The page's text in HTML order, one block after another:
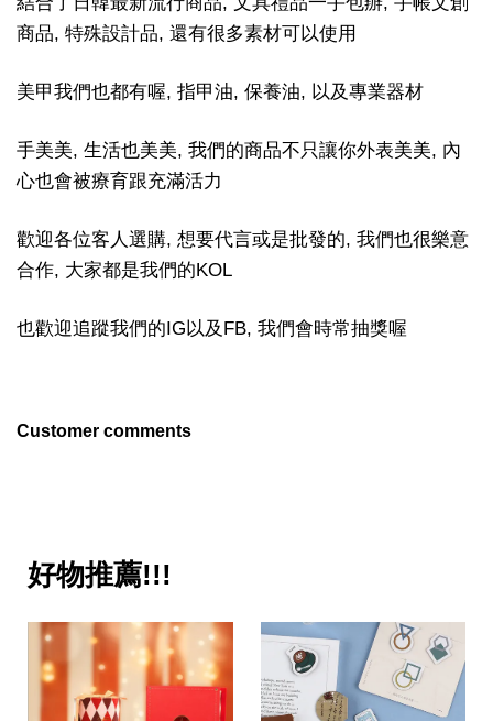
商品, 特殊設計品, 還有很多素材可以使用
美甲我們也都有喔, 指甲油, 保養油, 以及專業器材
手美美, 生活也美美, 我們的商品不只讓你外表美美, 內
心也會被療育跟充滿活力
歡迎各位客人選購, 想要代言或是批發的, 我們也很樂意
合作, 大家都是我們的KOL
也歡迎追蹤我們的IG以及FB, 我們會時常抽獎喔
Customer comments
好物推薦!!!